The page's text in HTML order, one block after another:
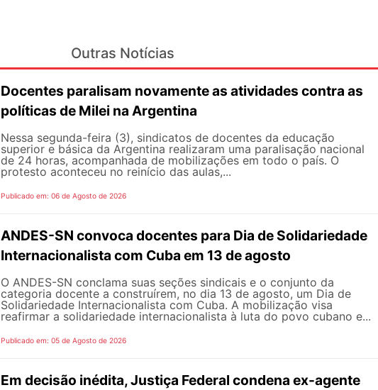
Outras Notícias
Docentes paralisam novamente as atividades contra as
políticas de Milei na Argentina
Nessa segunda-feira (3), sindicatos de docentes da educação
superior e básica da Argentina realizaram uma paralisação nacional
de 24 horas, acompanhada de mobilizações em todo o país. O
protesto aconteceu no reinício das aulas,...
Publicado em: 06 de Agosto de 2026
ANDES-SN convoca docentes para Dia de Solidariedade
Internacionalista com Cuba em 13 de agosto
O ANDES-SN conclama suas seções sindicais e o conjunto da
categoria docente a construírem, no dia 13 de agosto, um Dia de
Solidariedade Internacionalista com Cuba. A mobilização visa
reafirmar a solidariedade internacionalista à luta do povo cubano e...
Publicado em: 05 de Agosto de 2026
Em decisão inédita, Justiça Federal condena ex-agente